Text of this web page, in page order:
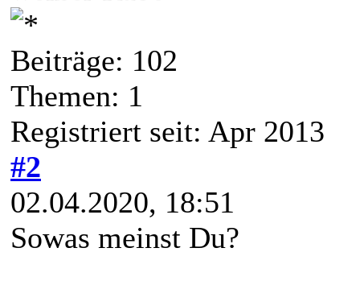
Beiträge: 102
Themen: 1
Registriert seit: Apr 2013
#2
02.04.2020, 18:51
Sowas meinst Du?